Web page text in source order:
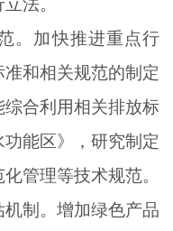
法。
。加快推进重点行
和相关规范的制定
合利用相关排放标
能区》，研究制定
管理等技术规范。
制。增加绿色产品